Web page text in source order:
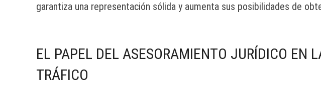
garantiza una representación sólida y aumenta sus posibilidades de
EL PAPEL DEL ASESORAMIENTO JURÍDICO EN
TRÁFICO